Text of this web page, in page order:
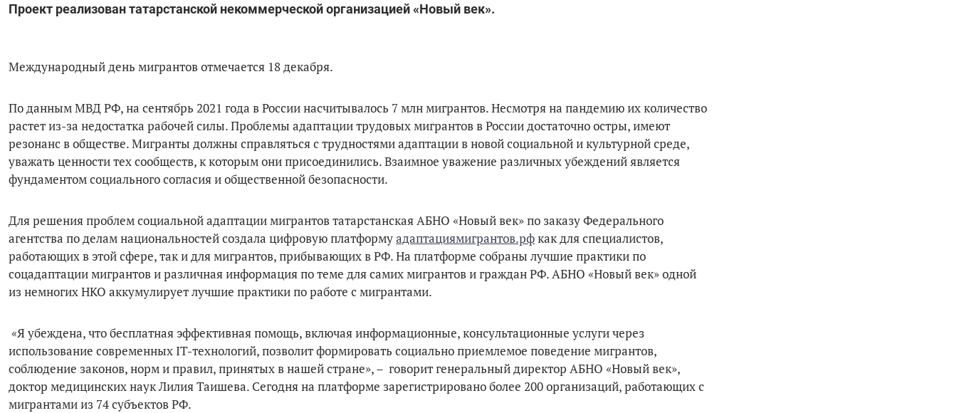
Проект реализован татарстанской некоммерческой организацией «Новый век».
Международный день мигрантов отмечается 18 декабря.
По данным МВД РФ, на сентябрь 2021 года в России насчитывалось 7 млн мигрантов. Несмотря на пандемию их количество
растет из-за недостатка рабочей силы. Проблемы адаптации трудовых мигрантов в России достаточно остры, имеют
резонанс в обществе. Мигранты должны справляться с трудностями адаптации в новой социальной и культурной среде,
уважать ценности тех сообществ, к которым они присоединились. Взаимное уважение различных убеждений является
фундаментом социального согласия и общественной безопасности.
Для решения проблем социальной адаптации мигрантов татарстанская АБНО «Новый век» по заказу Федерального
агентства по делам национальностей создала цифровую платформуадаптациямигрантов.рфкак для специалистов,
работающих в этой сфере, так и для мигрантов, прибывающих в РФ. На платформе собраны лучшие практики по
соцадаптации мигрантов и различная информация по теме для самих мигрантов и граждан РФ. АБНО «Новый век» одной
из немногих НКО аккумулирует лучшие практики по работе с мигрантами.
«Я убеждена, что бесплатная эффективная помощь, включая информационные, консультационные услуги через
использование современных IT-технологий, позволит формировать социально приемлемое поведение мигрантов,
соблюдение законов, норм и правил, принятых в нашей стране», – говорит генеральный директор АБНО «Новый век»,
доктор медицинских наук Лилия Таишева. Сегодня на платформе зарегистрировано более 200 организаций, работающих с
мигрантами из 74 субъектов РФ.